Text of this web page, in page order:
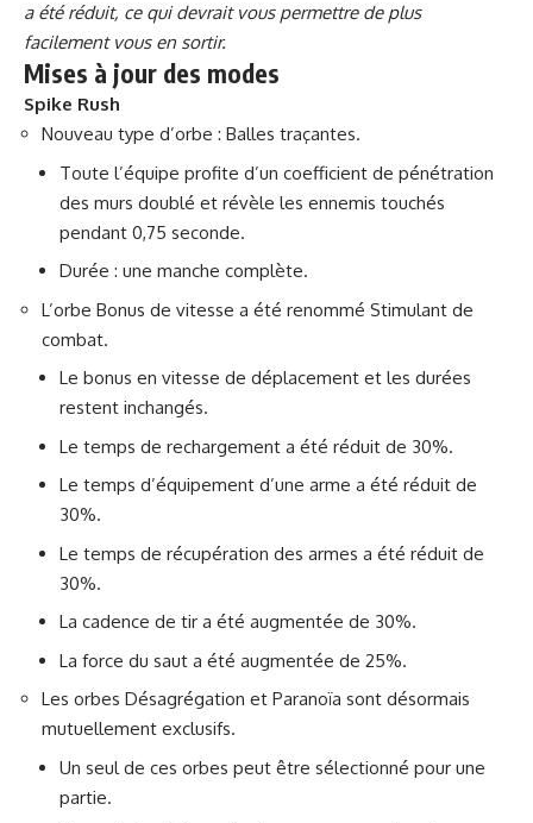
a été réduit, ce qui devrait vous permettre de plus
facilement vous en sortir.
Mises à jour des modes
Spike Rush
Nouveau type d’orbe : Balles traçantes.
Toute l’équipe profite d’un coefficient de pénétration
des murs doublé et révèle les ennemis touchés
pendant 0,75 seconde.
Durée : une manche complète.
L’orbe Bonus de vitesse a été renommé Stimulant de
combat.
Le bonus en vitesse de déplacement et les durées
restent inchangés.
Le temps de rechargement a été réduit de 30%.
Le temps d’équipement d’une arme a été réduit de
30%.
Le temps de récupération des armes a été réduit de
30%.
La cadence de tir a été augmentée de 30%.
La force du saut a été augmentée de 25%.
Les orbes Désagrégation et Paranoïa sont désormais
mutuellement exclusifs.
Un seul de ces orbes peut être sélectionné pour une
partie.